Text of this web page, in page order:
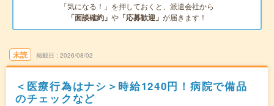
「気になる！」を押しておくと、派遣会社から
「面談確約」 や 「応募歓迎」 が届きます！
未読 掲載日 2026/08/02
＜医療行為はナシ＞時給1240円！病院で備品
のチェックなど